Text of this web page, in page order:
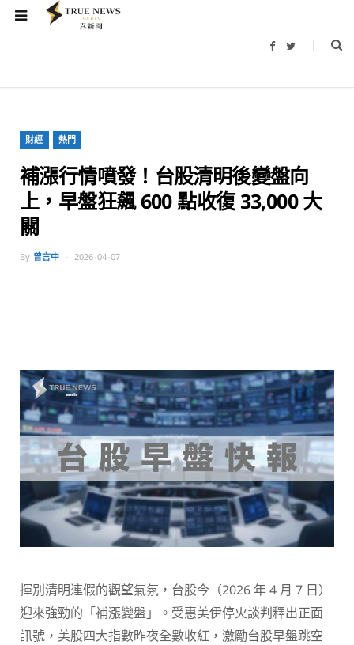
F
b
T
t
財經 熱門
補漲行情噴發！台股清明後變盤向
上，早盤狂飆 600 點收復 33,000 大
關
By 曾言中 2026-04-07
揮別清明連假的觀望氣氛，台股今（2026 年 4 月 7 日）
迎來強勁的「補漲變盤」。受惠美伊停火談判釋出正面
訊號，美股四大指數昨夜全數收紅，激勵台股早盤跳空